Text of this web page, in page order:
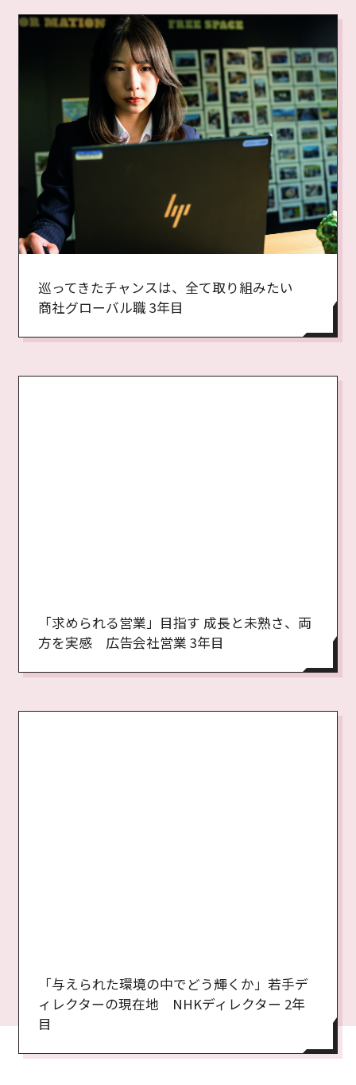
巡ってきたチャンスは、全て取り組みたい
商社グローバル職 3年目
「求められる営業」目指す 成長と未熟さ、両
方を実感 広告会社営業 3年目
「与えられた環境の中でどう輝くか」若手デ
ィレクターの現在地 NHKディレクター 2年
目